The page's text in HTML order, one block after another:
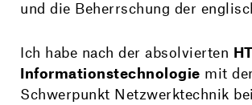
und die Beherrschung der
Ich habe nach der absolvierten
Informations­technologie mit
Schwerpunkt Netzwerk­technik